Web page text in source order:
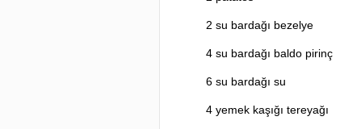
2 su bardağı bezelye
4 su bardağı baldo pirinç
6 su bardağı su
4 yemek kaşığı tereyağı